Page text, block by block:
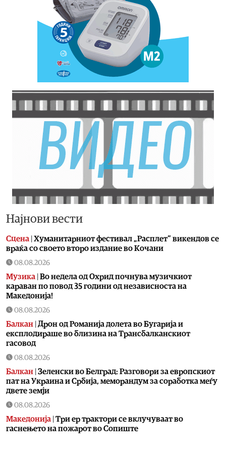
Најнови вести
Сцена Хуманитарниот фестивал „Расплет“ викендов се
враќа со своето второ издание во Кочани
08.08.2026
Музика Во недела од Охрид почнува музичкиот
караван по повод 35 години од независноста на
Македонија!
08.08.2026
Балкан Дрон од Романија долета во Бугарија и
експлодираше во близина на Трансбалканскиот
гасовод
08.08.2026
Балкан Зеленски во Белград: Разговори за европскиот
пат на Украина и Србија, меморандум за соработка меѓу
двете земји
08.08.2026
Македонија Три ер трактори се вклучуваат во
гаснењето на пожарот во Сопиште